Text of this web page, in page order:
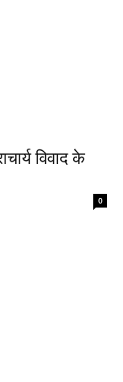
विवाद के
0